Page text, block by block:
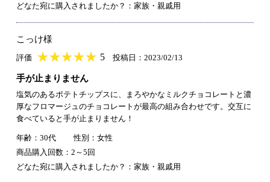
どなた宛に購入されましたか？：家族・親戚用
こっけ様
評価 ★★★★★
★★★★★ 5 投稿日：2023/02/13
手が止まりません
塩気のあるポテトチップスに、まろやかなミルクチョコレートと濃
厚なフロマージュのチョコレートが最高の組み合わせです。交互に
食べていると手が止まりません！
年齢：30代
性別：女性
商品購入回数：2～5回
どなた宛に購入されましたか？：家族・親戚用